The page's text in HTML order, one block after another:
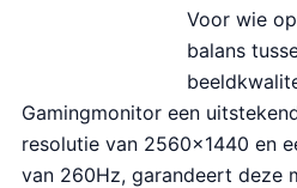
3
7
.
Voor wie
balans
Gamingmonitor een
resolutie van 2560×1440 en
van 260Hz, garandeert deze